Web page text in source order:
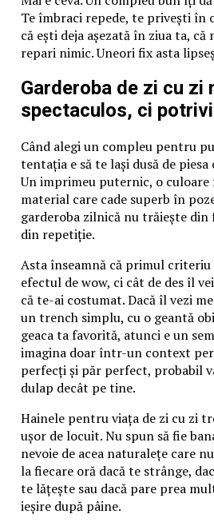
Te îmbraci repede, te privești în
că ești deja așezată în ziua ta, că
repari nimic. Uneori fix asta
Garderoba de zi cu zi
spectaculos, ci
Când alegi un compleu pentru
tentația e să te lași dusă de
Un imprimeu puternic, o culoare
material care cade superb în
garderoba zilnică nu trăiește
din repetiție.
Asta înseamnă că primul
efectul de wow, ci cât de des îl
că te-ai costumat. Dacă îl vezi
un trench simplu, cu o geantă
geaca ta favorită, atunci e un
imagina doar într-un context
perfecți și păr perfect, probabil
dulap decât pe tine.
Hainele pentru viața de zi cu zi
ușor de locuit. Nu spun să fie
nevoie de acea naturalețe care
la fiecare oră dacă te strânge,
te lățește sau dacă pare prea
ieșire după pâine.